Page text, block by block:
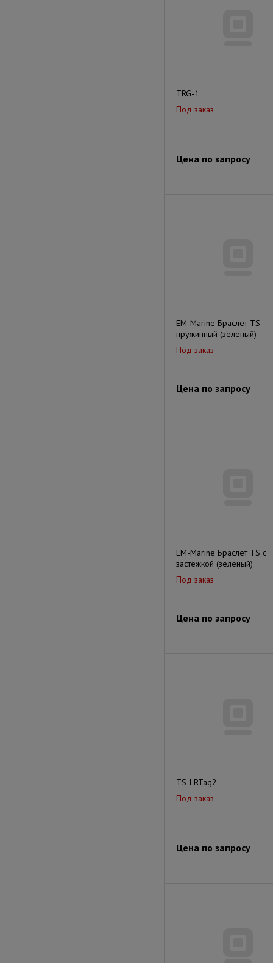
TRG-1
Под заказ
Цена по запросу
EM-Marine Браслет TS
пружинный (зеленый)
Под заказ
Цена по запросу
EM-Marine Браслет TS с
застёжкой (зеленый)
Под заказ
Цена по запросу
TS-LRTag2
Под заказ
Цена по запросу